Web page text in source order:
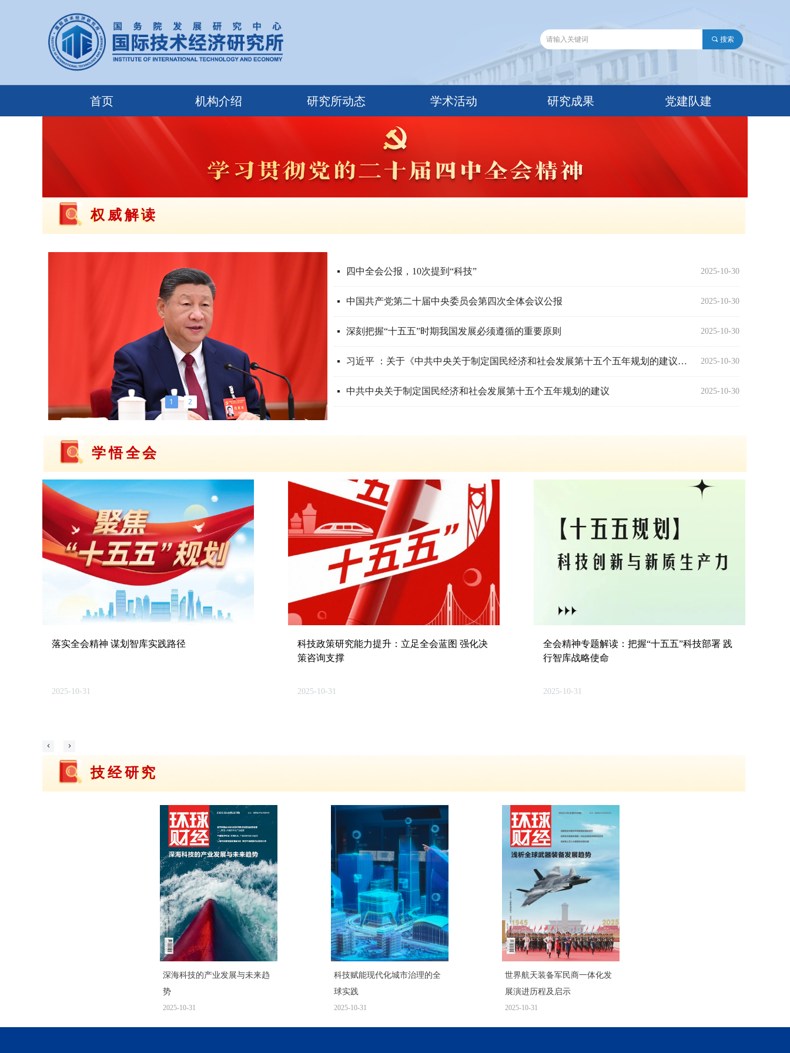
首页 机构介绍 研究所动态 学术活动 研究成果 党建队建
끠 搜索
落实全会精神 谋划智库实践路径
2025-10-31
科技政策研究能力提升：立足全会蓝图 强化决
策咨询支撑
2025-10-31
全会精神专题解读：把握“十五五”科技部署 践
行智库战略使命
2025-10-31
넳 넲
权威解读
学悟全会
技经研究
深海科技的产业发展与未来趋
势
2025-10-31
科技赋能现代化城市治理的全
球实践
2025-10-31
世界航天装备军民商一体化发
展演进历程及启示
2025-10-31
2025-10-30
넷 四中全会公报，10次提到“科技”
2025-10-30
넷 中国共产党第二十届中央委员会第四次全体会议公报
2025-10-30
넷 深刻把握“十五五”时期我国发展必须遵循的重要原则
2025-10-30
넷 习近平 ：关于《中共中央关于制定国民经济和社会发展第十五个五年规划的建议》的说明
2025-10-30
넷
中共中央关于制定国民经济和社会发展第十五个五年规划的建议
1
2